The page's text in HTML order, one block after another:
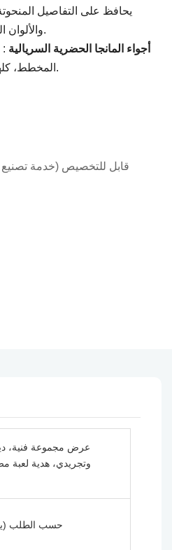
والألوان الجريئة باللونين الأحمر والأسود، والهيكل المعقد متعدد الأذرع لعرض يدوم طويلاً.
أجواء المانجا الحضرية السريالية :
المخطط، كلها عناصر تجسد ثقافة الشارع الحديثة وجماليات المانجا السريالية بشكل مثالي.
قابل للتخصيص (خدمة تصنيع
عرض مجموعة فنية،
وتجريدي، هدية لعبة
حسب الطلب